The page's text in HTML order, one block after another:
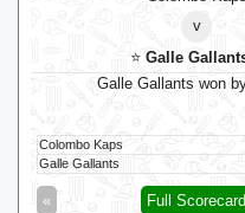
v
Nellai Royal Kings won
Dindigul Dragons
Nellai Royal Kings
« Full Scorecard